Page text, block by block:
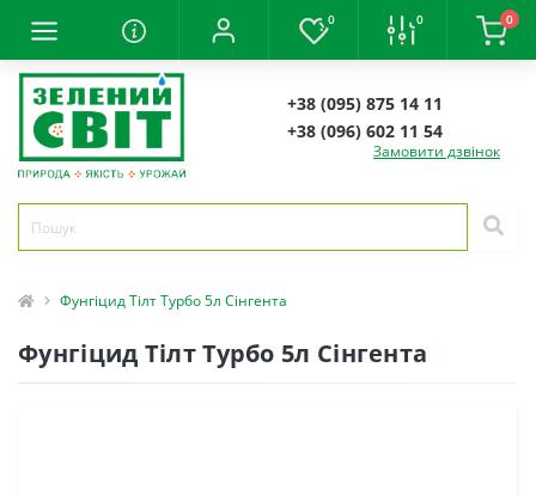
0 0 0
+38 (095) 875 14 11
+38 (096) 602 11 54
Замовити дзвінок
Фунгіцид Тілт Турбо 5л Сінгента
Фунгіцид Тілт Турбо 5л Сінгента